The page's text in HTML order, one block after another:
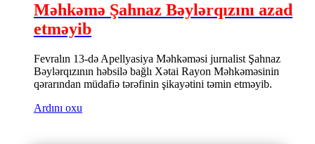
Məhkəmə Şahnaz Bəylərqızını azad
etməyib
Fevralın 13-də Apellyasiya Məhkəməsi jurnalist Şahnaz
Bəylərqızının həbsilə bağlı Xətai Rayon Məhkəməsinin
qərarından müdafiə tərəfinin şikayətini təmin etməyib.
Ardını oxu